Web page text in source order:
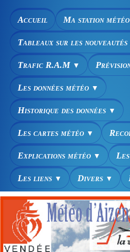
Accueil Ma station météo
Tableaux sur les nouveautés
Trafic R.A.M ▼
Les données météo ▼
Historique des données ▼
Les cartes météo ▼
Explications météo ▼
Les liens ▼ Divers ▼